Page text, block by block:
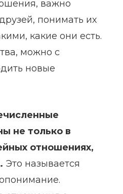
важно
понимать их
какие они есть.
можно с
новые
не только в
отношениях,
Это называется